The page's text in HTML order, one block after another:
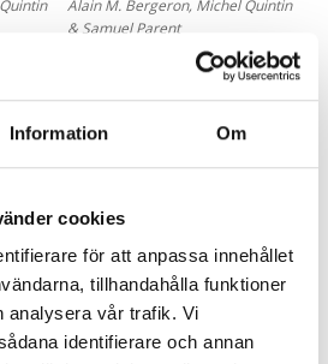
Information Om
cookies
för att anpassa innehållet
tillhandahålla funktioner
analysera vår trafik. Vi
identifierare och annan
Alain M. Bergeron, Michel Quintin
& Samuel Parent
Köp